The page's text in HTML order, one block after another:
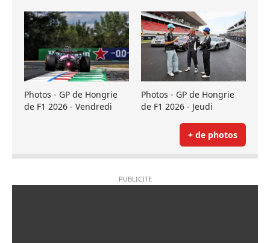
Photos - GP de Hongrie
de F1 2026 - Vendredi
Photos - GP de Hongrie
de F1 2026 - Jeudi
+ de photos